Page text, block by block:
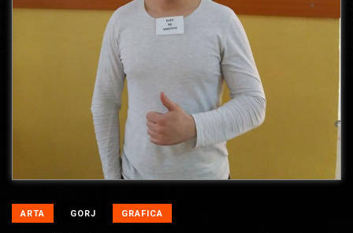
ARTA GORJ GRAFICA